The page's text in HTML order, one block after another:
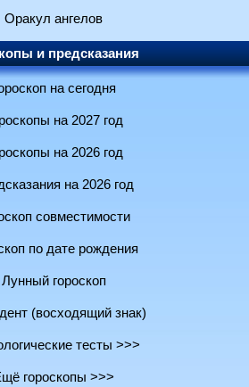
Оракул ангелов
и предсказания
на сегодня
на 2027 год
на 2026 год
на 2026 год
совместимости
по дате рождения
Лунный гороскоп
(восходящий знак)
тесты >>>
гороскопы >>>